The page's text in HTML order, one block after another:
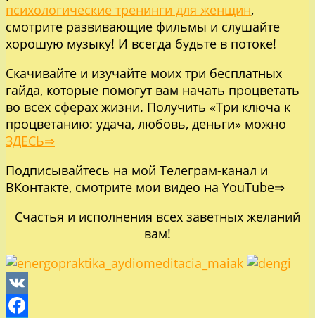
психологические тренинги для женщин,
смотрите развивающие фильмы и слушайте
хорошую музыку! И всегда будьте в потоке!
Скачивайте и изучайте моих три бесплатных
гайда, которые помогут вам начать процветать
во всех сферах жизни. Получить «Три ключа к
процветанию: удача, любовь, деньги» можно
ЗДЕСЬ⇒
Подписывайтесь на мой Телеграм-канал и
ВКонтакте, смотрите мои видео на YouTube⇒
Счастья и исполнения всех заветных желаний
вам!
VK